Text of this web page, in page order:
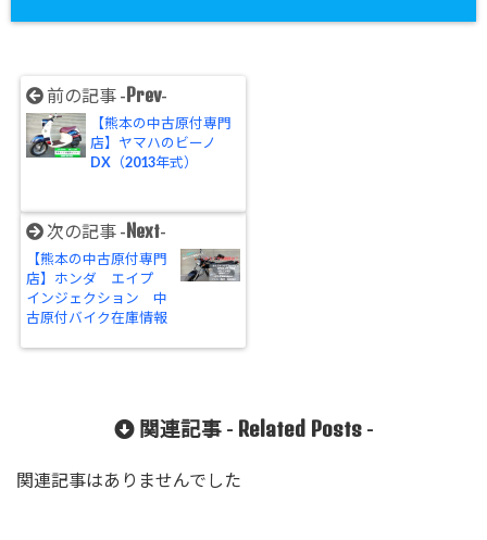
前の記事 -Prev-
【熊本の中古原付専門
店】ヤマハのビーノ
DX（2013年式）
次の記事 -Next-
【熊本の中古原付専門
店】ホンダ エイプ
インジェクション 中
古原付バイク在庫情報
関連記事 - Related Posts-
関連記事はありませんでした